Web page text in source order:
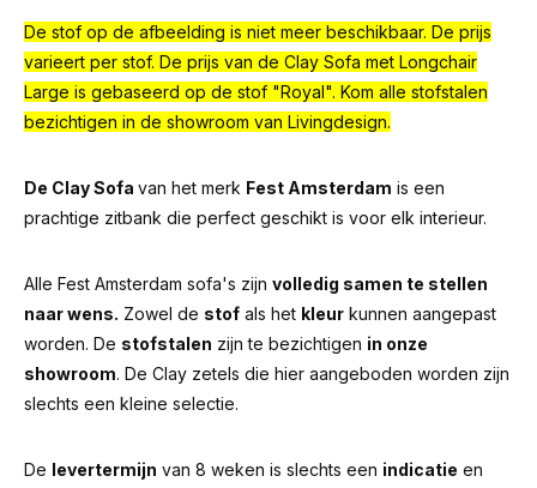
De stof op de afbeelding is niet meer beschikbaar. De prijs
varieert per stof. De prijs van de Clay Sofa met Longchair
Large is gebaseerd op de stof "Royal". Kom alle stofstalen
bezichtigen in de showroom van Livingdesign.
De Clay Sofa van het merk Fest Amsterdam is een
prachtige zitbank die perfect geschikt is voor elk interieur.
Alle Fest Amsterdam sofa's zijn volledig samen te stellen
naar wens. Zowel de stof als het kleur kunnen aangepast
worden. De stofstalen zijn te bezichtigen in onze
showroom. De Clay zetels die hier aangeboden worden zijn
slechts een kleine selectie.
De levertermijn van 8 weken is slechts een indicatie en